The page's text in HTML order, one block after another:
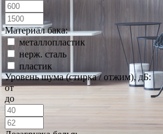
Материал бака:
металлопластик
нерж. сталь
пластик
Уровень шума (стирка / отжим), дБ:
от
до